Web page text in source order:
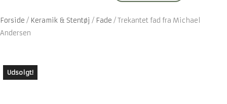
Forside / Keramik & Stentøj / Fade /Trekantet fad fra Michael
Andersen
Udsolgt!